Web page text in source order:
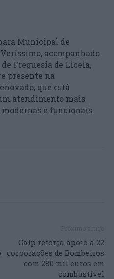
Municipal de
acompanhado
Freguesia de Liceia,
presente na
que está
atendimento mais
e funcionais.
Galp reforça apoio a 22
corporações de Bombeiros
com 280 mil euros em
combustível